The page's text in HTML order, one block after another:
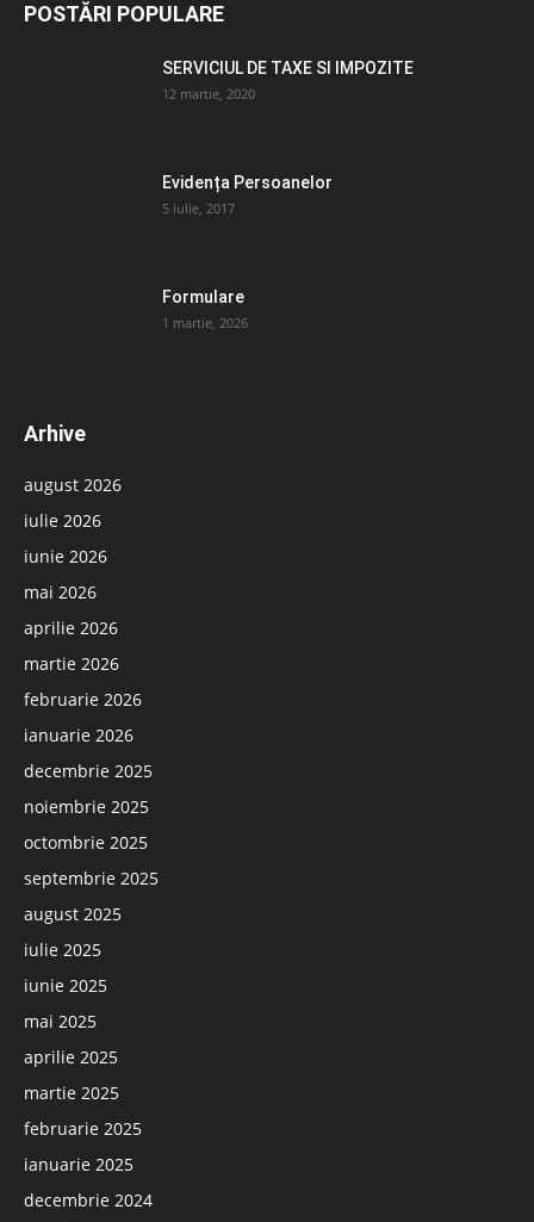
POSTĂRI POPULARE
SERVICIUL DE TAXE SI IMPOZITE
12 martie, 2020
Evidența Persoanelor
5 iulie, 2017
Formulare
1 martie, 2026
Arhive
august 2026
iulie 2026
iunie 2026
mai 2026
aprilie 2026
martie 2026
februarie 2026
ianuarie 2026
decembrie 2025
noiembrie 2025
octombrie 2025
septembrie 2025
august 2025
iulie 2025
iunie 2025
mai 2025
aprilie 2025
martie 2025
februarie 2025
ianuarie 2025
decembrie 2024